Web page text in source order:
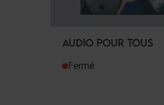
AUDIO POUR TOUS
Fermé